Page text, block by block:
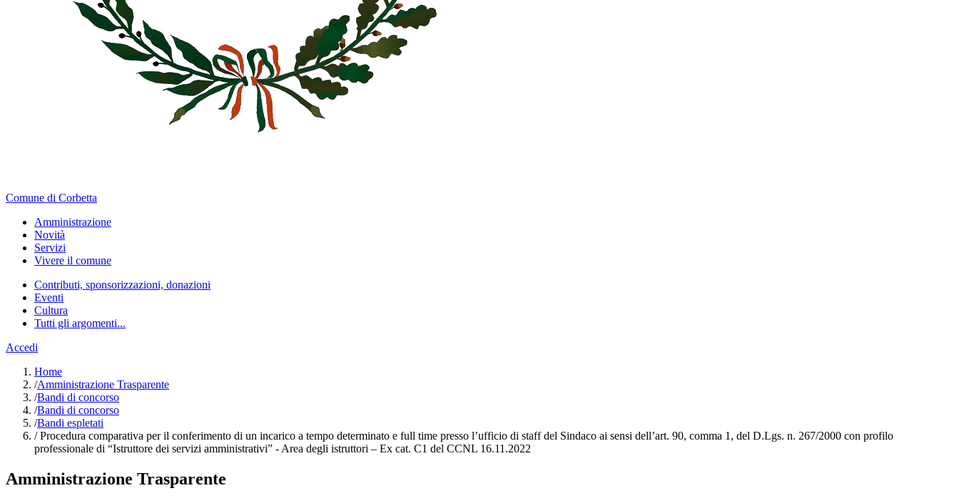
Comune di Corbetta
Amministrazione
Novità
Servizi
Vivere il comune
Contributi, sponsorizzazioni, donazioni
Eventi
Cultura
Tutti gli argomenti...
Accedi
Home
/Amministrazione Trasparente
/Bandi di concorso
/Bandi di concorso
/Bandi espletati
/Procedura comparativa per il conferimento di un incarico a tempo determinato e full time presso l’ufficio di staff del Sindaco ai sensi dell’art. 90, comma 1, del D.Lgs. n. 267/2000 con profilo
professionale di “Istruttore dei servizi amministrativi” - Area degli istruttori – Ex cat. C1 del CCNL 16.11.2022
Amministrazione Trasparente